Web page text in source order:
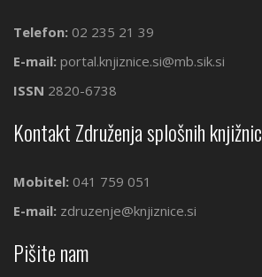
Telefon: 02 235 21 39
E-mail: portal.knjiznice.si@mb.sik.si
ISSN 2820-6738
Kontakt Združenja splošnih knjižnic
Mobitel: 041 759 051
E-mail: zdruzenje@knjiznice.si
Pišite nam